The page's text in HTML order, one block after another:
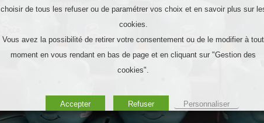
choisir de tous les refuser ou de paramétrer vos choix et en savoir plus sur
cookies.
Vous avez la possibilité de retirer votre consentement ou de le modifier à tout
moment en vous rendant en bas de page et en cliquant sur "Gestion des
cookies".
Accepter Refuser Personnaliser